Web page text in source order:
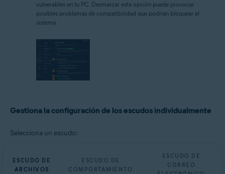
vulnerables en tu PC. Desmarcar esta opción puede provocar
posibles problemas de compatibilidad que podrían bloquear el
sistema.
Gestiona la configuración de los escudos individualmente
Selecciona un escudo:
ESCUDO DE
ARCHIVOS
ESCUDO DE
COMPORTAMIENTO
ESCUDO DE
CORREO